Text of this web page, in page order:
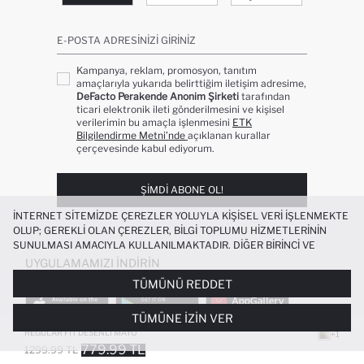
REGULAR FIT DESENLI MAYO
1299.99 TL 779.99 TL
+1
E-POSTA ADRESINIZI GIRINIZ
Kampanya, reklam, promosyon, tanıtım
amaçlarıyla yukarıda belirttiğim iletişim adresime,
DeFacto Perakende Anonim Şirketi tarafından
ticari elektronik ileti gönderilmesini ve kişisel
verilerimin bu amaçla işlenmesini ETK
Bilgilendirme Metni’nde açıklanan kurallar
çerçevesinde kabul ediyorum.
ŞIMDI ABONE OL!
UYGULAMAMIZI İNDIRIN
POPÜLER KATEGORILER
İNTERNET SITEMIZDE ÇEREZLER YOLUYLA KIŞISEL VERI IŞLENMEKTE
OLUP; GEREKLI OLAN ÇEREZLER, BILGI TOPLUMU HIZMETLERININ
SUNULMASI AMACIYLA KULLANILMAKTADIR. DIĞER BIRINCI VE
ÜÇÜNCÜ TARAF ÇEREZLER ISE SIZE DAHA IYI BIR ALIŞVERIŞ
DENEYIMI SUNULABILMESI, SITEMIZIN DAHA IŞLEVSEL KILINMASI VE
KIŞISELLEŞTIRMESI VE AÇIK RIZA VERMENIZ HALINDE, SIZLERE
YÖNELIK PAZARLAMA FAALIYETLERININ YAPILMASI AMAÇLARIYLA
SINIRLI OLARAK KULLANILACAKTIR. ÇEREZLERE DAIR TERCIHLERINIZI
ÇEREZ TERCIHLERIPANELI ARACILIĞIYLA HER ZAMAN YÖNETEBILIR,
ÇEREZLERLE ILGILI DAHA DETAYLI BILGIYE
TÜMÜNÜ REDDET
TÜMÜNE İZIN VER